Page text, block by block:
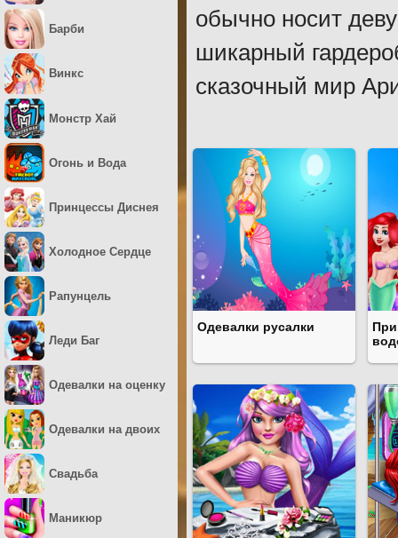
обычно носит
шикарный
сказочный мир
Одевалки русалки
Барби
Винкс
Монстр Хай
Огонь и Вода
Принцессы Диснея
Холодное Сердце
Рапунцель
Леди Баг
Одевалки на оценку
Одевалки на двоих
Свадьба
Маникюр